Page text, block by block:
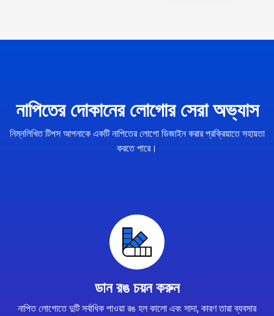
নাপিতের দোকানের লোগোর সেরা অভ্যাস
নিম্নলিখিত টিপস আপনাকে একটি নাপিতের লোগো ডিজাইন করার প্রক্রিয়াতে সহায়তা
করতে পারে।
ডান রঙ চয়ন করুন
নাপিত লোগোতে দুটি সর্বাধিক পাওয়া রঙ হল কালো এবং সাদা, কারণ তারা ব্যবসার